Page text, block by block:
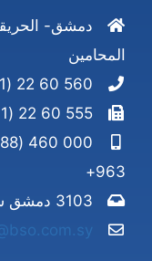
دمشق-
المحامين
560 60 22 (11) 963+ / 9792 (11)
555 60 22 (11) 963+
000 460 (988) 963+
963+
3103 دمشق سوريا